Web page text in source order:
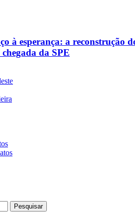
à esperança: a reconstrução
da SPE
Pesquisar